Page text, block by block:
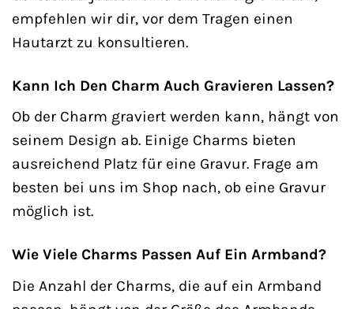
empfehlen wir dir, vor dem Tragen einen
Hautarzt zu konsultieren.
Kann Ich Den Charm Auch Gravieren Lassen?
Ob der Charm graviert werden kann, hängt von
seinem Design ab. Einige Charms bieten
ausreichend Platz für eine Gravur. Frage am
besten bei uns im Shop nach, ob eine Gravur
möglich ist.
Wie Viele Charms Passen Auf Ein Armband?
Die Anzahl der Charms, die auf ein Armband